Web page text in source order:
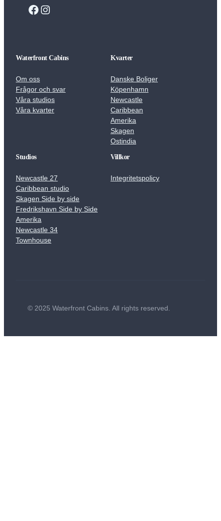
Facebook
Instagram
Waterfront Cabins
Om oss
Frågor och svar
Våra studios
Våra kvarter
Kvarter
Danske Boliger
Köpenhamn
Newcastle
Caribbean
Amerika
Skagen
Ostindia
Studios
Newcastle 27
Caribbean studio
Skagen Side by side
Fredrikshavn Side by Side
Amerika
Newcastle 34
Townhouse
Villkor
Integritetspolicy
© 2025 Waterfront Cabins. All rights reserved.